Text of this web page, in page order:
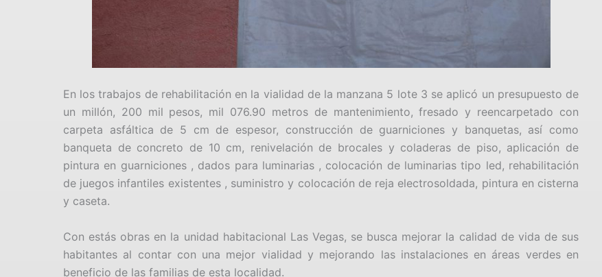
En los trabajos de rehabilitación en la vialidad de la manzana 5 lote 3 se aplicó un presupuesto de
un millón, 200 mil pesos, mil 076.90 metros de mantenimiento, fresado y reencarpetado con
carpeta asfáltica de 5 cm de espesor, construcción de guarniciones y banquetas, así como
banqueta de concreto de 10 cm, renivelación de brocales y coladeras de piso, aplicación de
pintura en guarniciones , dados para luminarias , colocación de luminarias tipo led, rehabilitación
de juegos infantiles existentes , suministro y colocación de reja electrosoldada, pintura en cisterna
y caseta.
Con estás obras en la unidad habitacional Las Vegas, se busca mejorar la calidad de vida de sus
habitantes al contar con una mejor vialidad y mejorando las instalaciones en áreas verdes en
beneficio de las familias de esta localidad.